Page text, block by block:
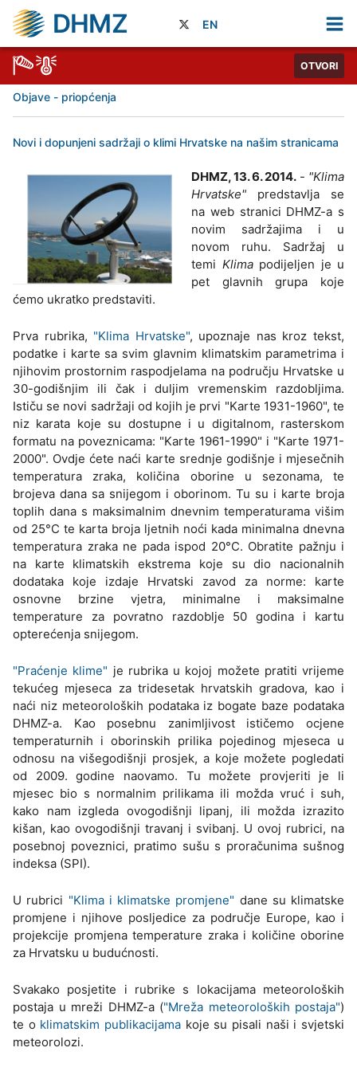
DHMZ EN
OTVORI
Objave - priopćenja
Novi i dopunjeni sadržaji o klimi Hrvatske na našim stranicama
DHMZ, 13. 6. 2014. - "Klima
Hrvatske" predstavlja se
na web stranici DHMZ-a s
novim sadržajima i u
novom ruhu. Sadržaj u
temi Klimapodijeljen je u
pet glavnih grupa koje
ćemo ukratko predstaviti.
Prva rubrika, "Klima Hrvatske", upoznaje nas kroz tekst,
podatke i karte sa svim glavnim klimatskim parametrima i
njihovim prostornim raspodjelama na području Hrvatske u
30-godišnjim ili čak i duljim vremenskim razdobljima.
Ističu se novi sadržaji od kojih je prvi "Karte 1931-1960", te
niz karata koje su dostupne i u digitalnom, rasterskom
formatu na poveznicama: "Karte 1961-1990" i "Karte 1971-
2000". Ovdje ćete naći karte srednje godišnje i mjesečnih
temperatura zraka, količina oborine u sezonama, te
brojeva dana sa snijegom i oborinom. Tu su i karte broja
toplih dana s maksimalnim dnevnim temperaturama višim
od 25°C te karta broja ljetnih noći kada minimalna dnevna
temperatura zraka ne pada ispod 20°C. Obratite pažnju i
na karte klimatskih ekstrema koje su dio nacionalnih
dodataka koje izdaje Hrvatski zavod za norme: karte
osnovne brzine vjetra, minimalne i maksimalne
temperature za povratno razdoblje 50 godina i kartu
opterećenja snijegom.
"Praćenje klime" je rubrika u kojoj možete pratiti vrijeme
tekućeg mjeseca za tridesetak hrvatskih gradova, kao i
naći niz meteoroloških podataka iz bogate baze podataka
DHMZ-a. Kao posebnu zanimljivost ističemo ocjene
temperaturnih i oborinskih prilika pojedinog mjeseca u
odnosu na višegodišnji prosjek, a koje možete pogledati
od 2009. godine naovamo. Tu možete provjeriti je li
mjesec bio s normalnim prilikama ili možda vruć i suh,
kako nam izgleda ovogodišnji lipanj, ili možda izrazito
kišan, kao ovogodišnji travanj i svibanj. U ovoj rubrici, na
posebnoj poveznici, pratimo sušu s proračunima sušnog
indeksa (SPI).
U rubrici "Klima i klimatske promjene" dane su klimatske
promjene i njihove posljedice za područje Europe, kao i
projekcije promjena temperature zraka i količine oborine
za Hrvatsku u budućnosti.
Svakako posjetite i rubrike s lokacijama meteoroloških
postaja u mreži DHMZ-a ("Mreža meteoroloških postaja")
te o klimatskim publikacijama koje su pisali naši i svjetski
meteorolozi.